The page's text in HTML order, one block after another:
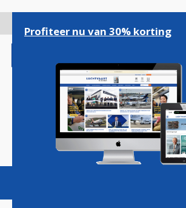
gaan
Magazine Podcasts
Profiteer nu van 30% korting